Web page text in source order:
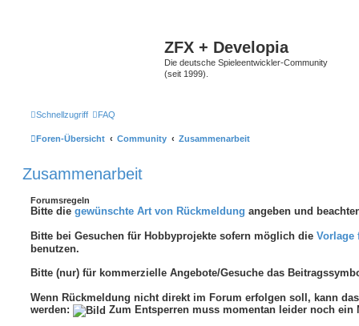
ZFX + Developia
Die deutsche Spieleentwickler-Community
(seit 1999).
Schnellzugriff FAQ
Foren-Übersicht Community Zusammenarbeit
Zusammenarbeit
Forumsregeln
Bitte die gewünschte Art von Rückmeldung angeben und
Bitte bei Gesuchen für Hobbyprojekte sofern möglich die Vorlage
benutzen.
Bitte (nur) für kommerzielle Angebote/Gesuche das
Wenn Rückmeldung nicht direkt im Forum erfolgen soll, kann
werden:
Zum Entsperren muss momentan leider noch ein